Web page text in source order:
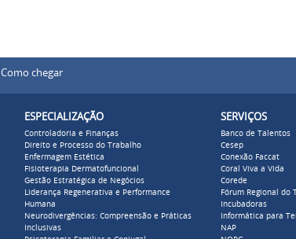
Como chegar
ESPECIALIZAÇÃO
Controladoria e Finanças
Direito e Processo do Trabalho
Enfermagem Estética
Fisioterapia Dermatofuncional
Gestão Estratégica de Negócios
Liderança Regenerativa e Performance
Humana
Neurodivergências: Compreensão e Práticas
Inclusivas
SERVIÇOS
Banco de Talentos
Cesep
Conexão Faccat
Coral Viva a Vida
Corede
Fórum Regional do
Incubadoras
Informática para
NAP